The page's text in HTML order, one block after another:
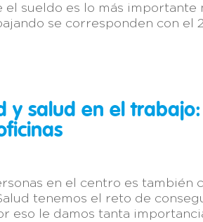
el sueldo es lo más
se corresponden con el
y salud en el trabajo
en el centro es también
tenemos el reto de
eso le damos tanta